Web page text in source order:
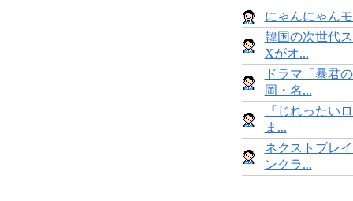
にゃんにゃん
韓国の次世代
Xがオ...
ドラマ「暴君
岡・名...
『じれったい
ま...
ネクストブレ
ンクラ...